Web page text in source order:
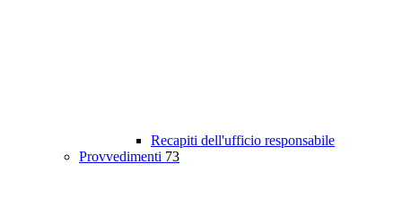
Recapiti dell'ufficio responsabile
Provvedimenti 73